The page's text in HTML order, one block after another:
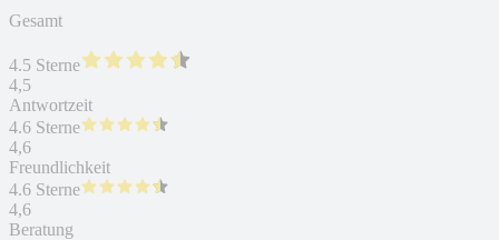
Gesamt
4.5 Sterne
4,5
Antwortzeit
4.6 Sterne
4,6
Freundlichkeit
4.6 Sterne
4,6
Beratung